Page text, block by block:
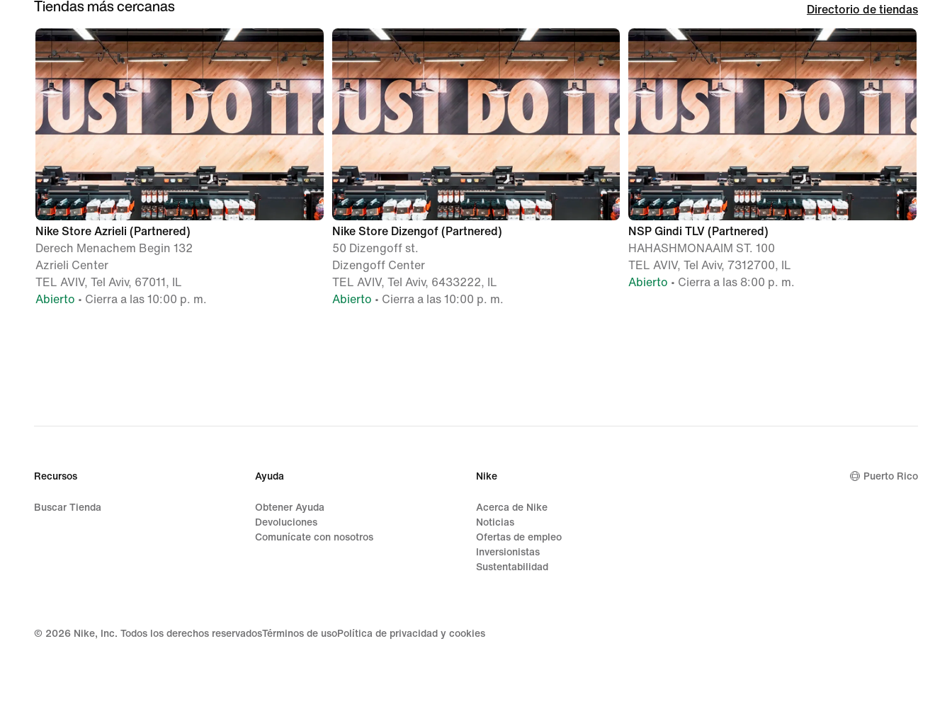
Tiendas más cercanas Directorio de tiendas
Nike Store Azrieli (Partnered)
Derech Menachem Begin 132
Azrieli Center
TEL AVIV, Tel Aviv, 67011, IL
Abierto • Cierra a las 10:00 p. m.
Nike Store Dizengof (Partnered)
50 Dizengoff st.
Dizengoff Center
TEL AVIV, Tel Aviv, 6433222, IL
Abierto • Cierra a las 10:00 p. m.
NSP Gindi TLV (Partnered)
HAHASHMONAAIM ST. 100
TEL AVIV, Tel Aviv, 7312700, IL
Abierto • Cierra a las 8:00 p. m.
Recursos
Buscar Tienda
Ayuda
Obtener Ayuda
Devoluciones
Comunícate con nosotros
Nike
Acerca de Nike
Noticias
Ofertas de empleo
Inversionistas
Sustentabilidad
Puerto Rico
© 2026 Nike, Inc. Todos los derechos reservadosTérminos de usoPolítica de privacidad y cookies